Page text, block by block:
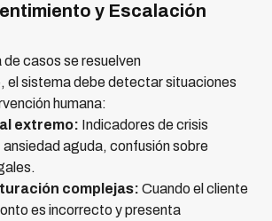
y Escalación
de casos se resuelven
el sistema debe detectar situaciones
humana:
extremo: Indicadores de crisis
aguda, confusión sobre
complejas: Cuando el cliente
es incorrecto y presenta